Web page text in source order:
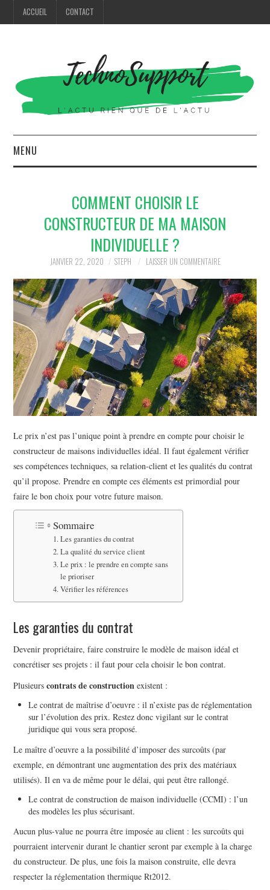
ACCUEIL CONTACT
MENU
IMMOBILIER
SOCIETE
FORMATION
SANTÉ
COMMENT CHOISIR LE
CONSTRUCTEUR DE MA MAISON
INDIVIDUELLE ?
JANVIER 22, 2020 STEPH LAISSER UN COMMENTAIRE
Le prix n’est pas l’unique point à prendre en compte pour choisir le
constructeur de maisons individuelles idéal. Il faut également vérifier
ses compétences techniques, sa relation-client et les qualités du contrat
qu’il propose. Prendre en compte ces éléments est primordial pour
faire le bon choix pour votre future maison.
Sommaire
Les garanties du contrat
La qualité du service client
Le prix : le prendre en compte sans
le prioriser
Vérifier les références
Les garanties du contrat
Devenir propriétaire, faire construire le modèle de maison idéal et
concrétiser ses projets : il faut pour cela choisir le bon contrat.
Plusieurscontrats de construction existent :
Le contrat de maîtrise d’oeuvre : il n’existe pas de réglementation
sur l’évolution des prix. Restez donc vigilant sur le contrat
juridique qui vous sera proposé.
Le maître d’oeuvre a la possibilité d’imposer des surcoûts (par
exemple, en démontrant une augmentation des prix des matériaux
utilisés). Il en va de même pour le délai, qui peut être rallongé.
Le contrat de construction de maison individuelle (CCMI) : l’un
des modèles les plus sécurisant.
Aucun plus-value ne pourra être imposée au client : les surcoûts qui
pourraient intervenir durant le chantier seront par exemple à la charge
du constructeur. De plus, une fois la maison construite, elle devra
respecter la réglementation thermique Rt2012.